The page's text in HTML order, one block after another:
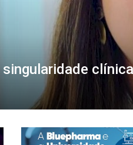
singularidade